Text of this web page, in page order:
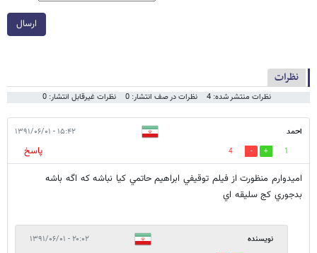
ارسال
نظرات
نظرات منتشر شده: 4 نظرات در صف انتشار: 0 نظرات غیرقابل انتشار: 0
احمد ۱۵:۴۲ - ۱۳۹۱/۰۶/۰۱
1
4
پاسخ
اميدوارم منظورت از فيلم توقيفي ابراهيم حاتمي كيا نباشه كه اگه باشه
بدجوري كج سليقه اي
نویسنده ۲۰:۰۲ - ۱۳۹۱/۰۶/۰۱